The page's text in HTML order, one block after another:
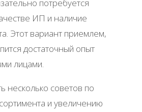
потребуется
ИП и наличие
Этот вариант приемлем,
достаточный опыт
лицами.
несколько советов по
и увеличению